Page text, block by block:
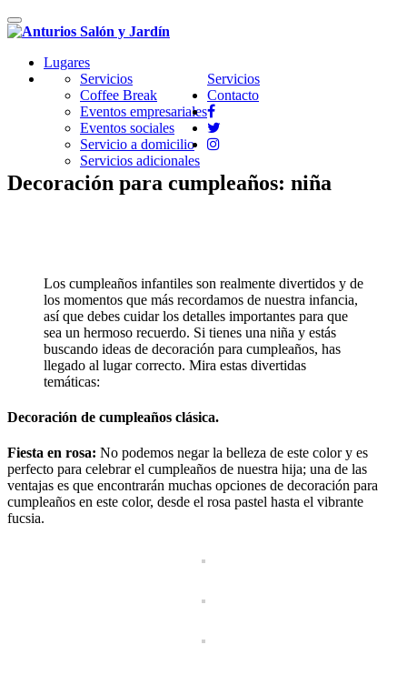
Cambiar
navegación
Lugares
Servicios
Servicios
Coffee Break
Eventos empresariales
Eventos sociales
Servicio a domicilio
Servicios adicionales
Contacto
Decoración para cumpleaños: niña
Los cumpleaños infantiles son realmente divertidos y de
los momentos que más recordamos de nuestra infancia,
así que debes cuidar los detalles importantes para que
sea un hermoso recuerdo. Si tienes una niña y estás
buscando ideas de decoración para cumpleaños, has
llegado al lugar correcto. Mira estas divertidas
temáticas:
Decoración de cumpleaños clásica.
Fiesta en rosa: No podemos negar la belleza de este color y es
perfecto para celebrar el cumpleaños de nuestra hija; una de las
ventajas es que encontrarán muchas opciones de decoración para
cumpleaños en este color, desde el rosa pastel hasta el vibrante
fucsia.